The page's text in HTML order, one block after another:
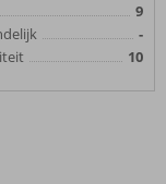
9
-
10